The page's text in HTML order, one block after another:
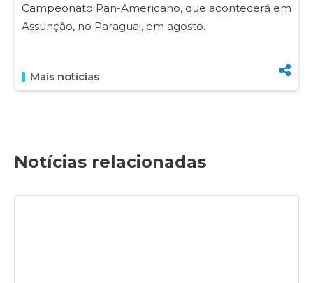
Campeonato Pan-Americano, que acontecerá em
Assunção, no Paraguai, em agosto.
Mais notícias
Notícias relacionadas